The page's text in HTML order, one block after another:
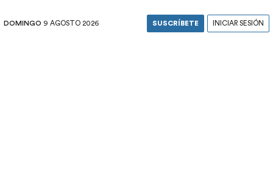
DOMINGO 9 AGOSTO 2026 SUSCRÍBETE INICIAR SESIÓN